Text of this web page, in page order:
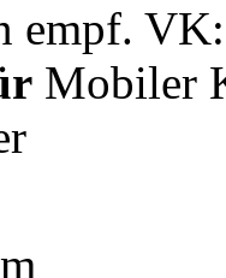
empf.
Mobiler